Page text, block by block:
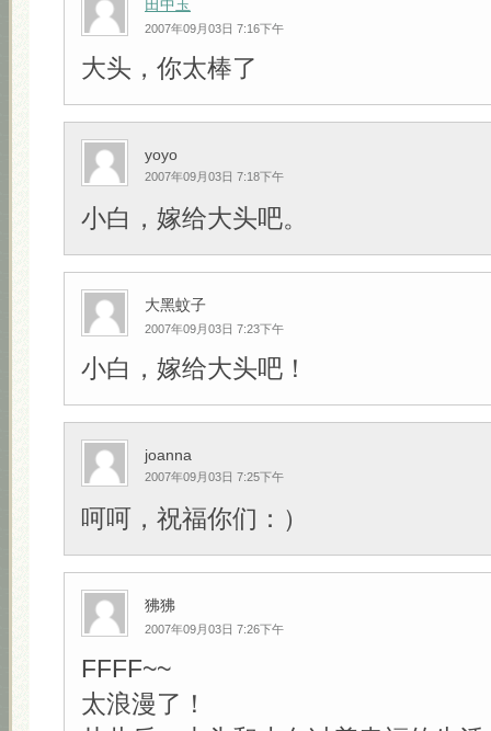
田中玉
2007年09月03日 7:16下午
大头，你太棒了
yoyo
2007年09月03日 7:18下午
小白，嫁给大头吧。
大黑蚊子
2007年09月03日 7:23下午
小白，嫁给大头吧！
joanna
2007年09月03日 7:25下午
呵呵，祝福你们：）
狒狒
2007年09月03日 7:26下午
FFFF~~
太浪漫了！